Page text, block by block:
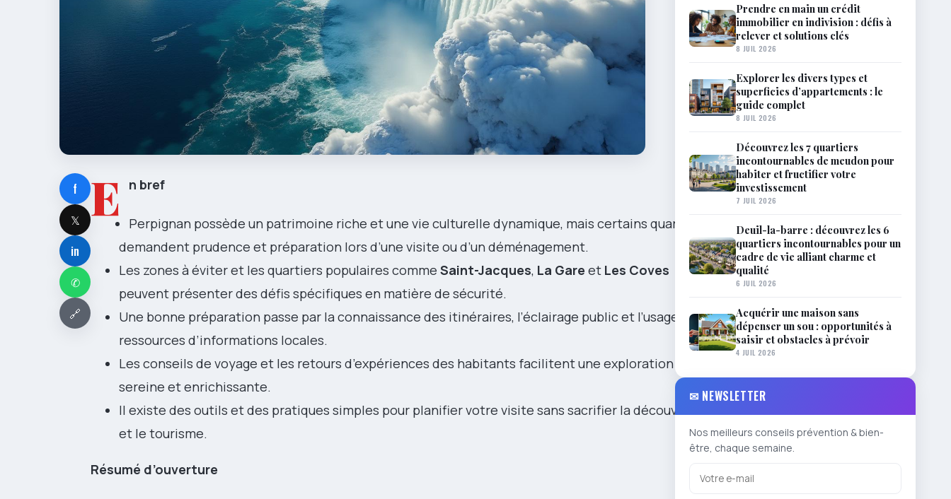
f
𝕏
in
✆
🔗
E n bref
Perpignan possède un patrimoine riche et une vie culturelle dynamique, mais certains quartiers
demandent prudence et préparation lors d’une visite ou d’un déménagement.
Les zones à éviter et les quartiers populaires comme Saint-Jacques, La Gare et Les Coves
peuvent présenter des défis spécifiques en matière de sécurité.
Une bonne préparation passe par la connaissance des itinéraires, l’éclairage public et l’usage des
ressources d’informations locales.
Les conseils de voyage et les retours d’expériences des habitants facilitent une exploration
sereine et enrichissante.
Il existe des outils et des pratiques simples pour planifier votre visite sans sacrifier la découverte
et le tourisme.
Résumé d’ouverture
Prendre en main un crédit
immobilier en indivision : défis à
relever et solutions clés
8 JUIL 2026
Explorer les divers types et
superficies d’appartements : le
guide complet
8 JUIL 2026
Découvrez les 7 quartiers
incontournables de meudon pour
habiter et fructifier votre
investissement
7 JUIL 2026
Deuil-la-barre : découvrez les 6
quartiers incontournables pour un
cadre de vie alliant charme et
qualité
6 JUIL 2026
Acquérir une maison sans
dépenser un sou : opportunités à
saisir et obstacles à prévoir
4 JUIL 2026
✉ NEWSLETTER
Nos meilleurs conseils prévention & bien-
être, chaque semaine.